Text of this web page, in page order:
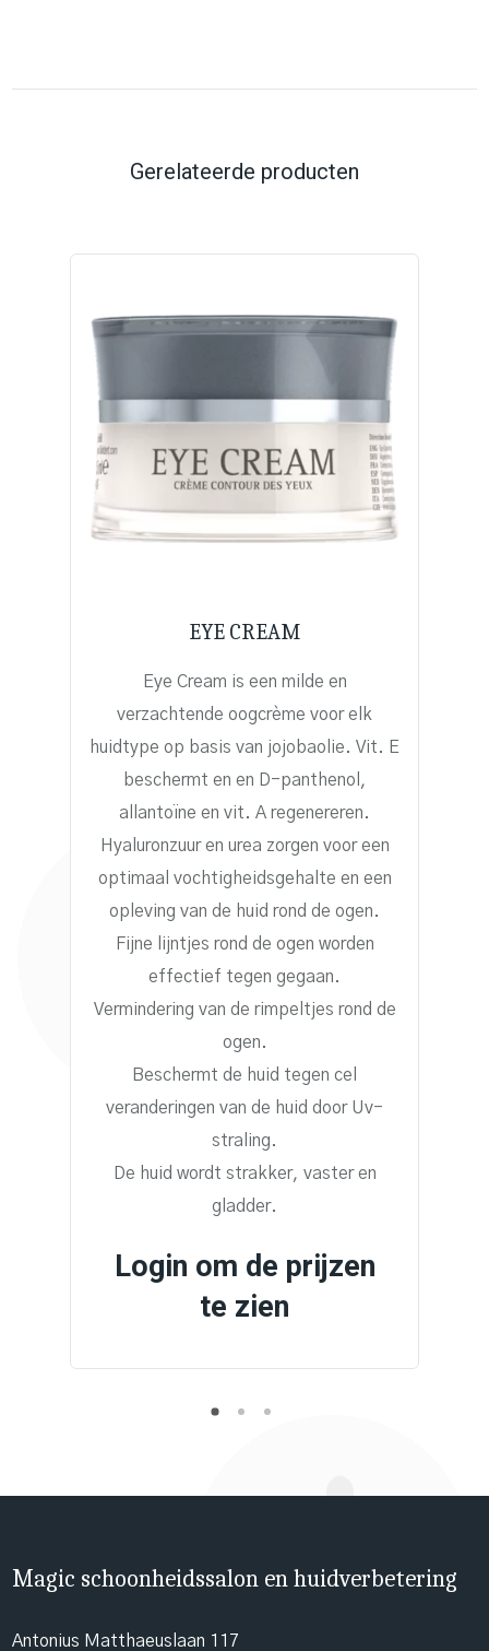
Gerelateerde producten
EYE CREAM
Eye Cream is een milde en
verzachtende oogcrème voor elk
huidtype op basis van jojobaolie. Vit. E
beschermt en en D-panthenol,
allantoïne en vit. A regenereren.
Hyaluronzuur en urea zorgen voor een
optimaal vochtigheidsgehalte en een
opleving van de huid rond de ogen.
Fijne lijntjes rond de ogen worden
effectief tegen gegaan.
Vermindering van de rimpeltjes rond de
ogen.
Beschermt de huid tegen cel
veranderingen van de huid door Uv-
straling.
De huid wordt strakker, vaster en
gladder.
Login om de prijzen
te zien
Magic schoonheidssalon en huidverbetering
Antonius Matthaeuslaan 117